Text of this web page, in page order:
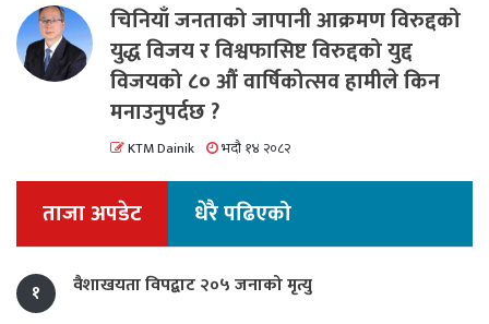
चिनियाँ जनताको जापानी आक्रमण विरुद्दको
युद्ध विजय र विश्वफासिष्ट विरुद्दको युद्द
विजयको ८० औं वार्षिकोत्सव हामीले किन
मनाउनुपर्दछ ?
KTM Dainik भदौ १४ २०८२
ताजा अपडेट धेरै पढिएको
१ वैशाखयता विपद्बाट २०५ जनाको मृत्यु